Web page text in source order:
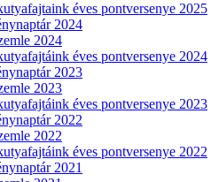
éves pontversenye 2025
2024
2024
éves pontversenye 2024
2023
2023
éves pontversenye 2023
2022
2022
éves pontversenye 2022
2021